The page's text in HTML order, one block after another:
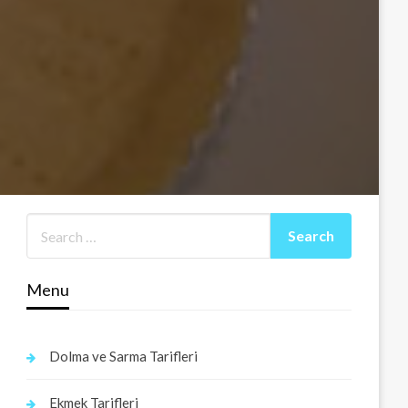
Menu
Dolma ve Sarma Tarifleri
Ekmek Tarifleri